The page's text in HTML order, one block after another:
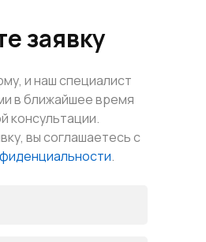
заявку
и наш специалист
в ближайшее время
консультации.
вы соглашаетесь с
.